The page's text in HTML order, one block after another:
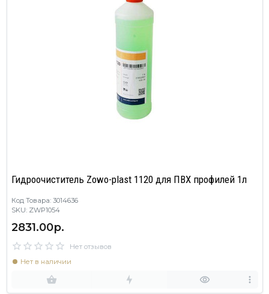
Гидроочиститель Zowo-plast 1120 для ПВХ профилей 1л
Код Товара: 3014636
SKU: ZWP1054
2831.00р.
Нет отзывов
Нет в наличии